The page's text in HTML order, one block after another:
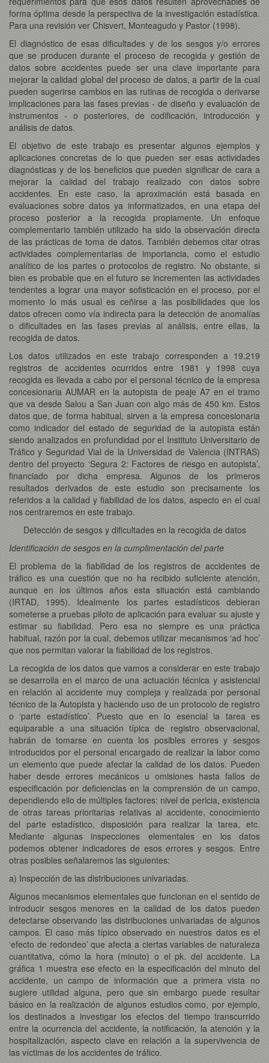
forma óptima desde la perspectiva de la investigación estadística.
Para una revisión ver Chisvert, Monteagudo y Pastor (1998).
El diagnóstico de esas dificultades y de los sesgos y/o errores
que se producen durante el proceso de recogida y gestión de
datos sobre accidentes puede ser una clave importante para
mejorar la calidad global del proceso de datos, a partir de la cual
pueden sugerirse cambios en las rutinas de recogida o derivarse
implicaciones para las fases previas - de diseño y evaluación de
instrumentos - o posteriores, de codificación, introducción y
análisis de datos.
El objetivo de este trabajo es presentar algunos ejemplos y
aplicaciones concretas de lo que pueden ser esas actividades
diagnósticas y de los beneficios que pueden significar de cara a
mejorar la calidad del trabajo realizado con datos sobre
accidentes. En este caso, la aproximación está basada en
evaluaciones sobre datos ya informatizados, en una etapa del
proceso posterior a la recogida propiamente. Un enfoque
complementario también utilizado ha sido la observación directa
de las prácticas de toma de datos. También debemos citar otras
actividades complementarias de importancia, como el estudio
analítico de los partes o protocolos de registro. No obstante, si
bien es probable que en el futuro se incrementen las actividades
tendentes a lograr una mayor sofisticación en el proceso, por el
momento lo más usual es ceñirse a las posibilidades que los
datos ofrecen como vía indirecta para la detección de anomalías
o dificultades en las fases previas al análisis, entre ellas, la
recogida de datos.
Los datos utilizados en este trabajo corresponden a 19.219
registros de accidentes ocurridos entre 1981 y 1998 cuya
recogida es llevada a cabo por el personal técnico de la empresa
concesionaria AUMAR en la autopista de peaje A7 en el tramo
que va desde Salou a San Juan con algo más de 450 km. Estos
datos que, de forma habitual, sirven a la empresa concesionaria
como indicador del estado de seguridad de la autopista están
siendo analizados en profundidad por el Instituto Universitario de
Tráfico y Seguridad Vial de la Universidad de Valencia (INTRAS)
dentro del proyecto ‘Segura 2: Factores de riesgo en autopista’,
financiado por dicha empresa. Algunos de los primeros
resultados derivados de este estudio son precisamente los
referidos a la calidad y fiabilidad de los datos, aspecto en el cual
nos centraremos en este trabajo.
Detección de sesgos y dificultades en la recogida de datos
Identificación de sesgos en la cumplimentación del parte
El problema de la fiabilidad de los registros de accidentes de
tráfico es una cuestión que no ha recibido suficiente atención,
aunque en los últimos años esta situación está cambiando
(IRTAD, 1995). Idealmente los partes estadísticos debieran
someterse a pruebas piloto de aplicación para evaluar su ajuste y
estimar su fiabilidad. Pero esa no siempre es una práctica
habitual, razón por la cual, debemos utilizar mecanismos ‘ad hoc’
que nos permitan valorar la fiabilidad de los registros.
La recogida de los datos que vamos a considerar en este trabajo
se desarrolla en el marco de una actuación técnica y asistencial
en relación al accidente muy compleja y realizada por personal
técnico de la Autopista y haciendo uso de un protocolo de registro
o ‘parte estadístico’. Puesto que en lo esencial la tarea es
equiparable a una situación típica de registro observacional,
habrán de tomarse en cuenta los posibles errores y sesgos
introducidos por el personal encargado de realizar la labor como
un elemento que puede afectar la calidad de los datos. Pueden
haber desde errores mecánicos u omisiones hasta fallos de
especificación por deficiencias en la comprensión de un campo,
dependiendo ello de múltiples factores: nivel de pericia, existencia
de otras tareas prioritarias relativas al accidente, conocimiento
del parte estadístico, disposición para realizar la tarea, etc.
Mediante algunas inspecciones elementales en los datos
podemos obtener indicadores de esos errores y sesgos. Entre
otras posibles señalaremos las siguientes:
a) Inspección de las distribuciones univariadas.
Algunos mecanismos elementales que funcionan en el sentido de
introducir sesgos menores en la calidad de los datos pueden
detectarse observando las distribuciones univariadas de algunos
campos. El caso más típico observado en nuestros datos es el
‘efecto de redondeo’ que afecta a ciertas variables de naturaleza
cuantitativa, cómo la hora (minuto) o el pk. del accidente. La
gráfica 1 muestra ese efecto en la especificación del minuto del
accidente, un campo de información que a primera vista no
sugiere utilidad alguna, pero que sin embargo puede resultar
básico en la realización de algunos estudios como, por ejemplo,
los destinados a investigar los efectos del tiempo transcurrido
entre la ocurrencia del accidente, la notificación, la atención y la
hospitalización, aspecto clave en relación a la supervivencia de
las víctimas de los accidentes de tráfico.